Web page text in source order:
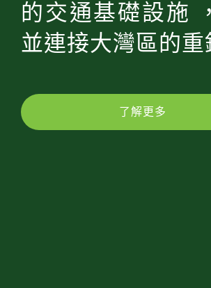
的交通基礎設施
並連接大灣區的重
了解更多